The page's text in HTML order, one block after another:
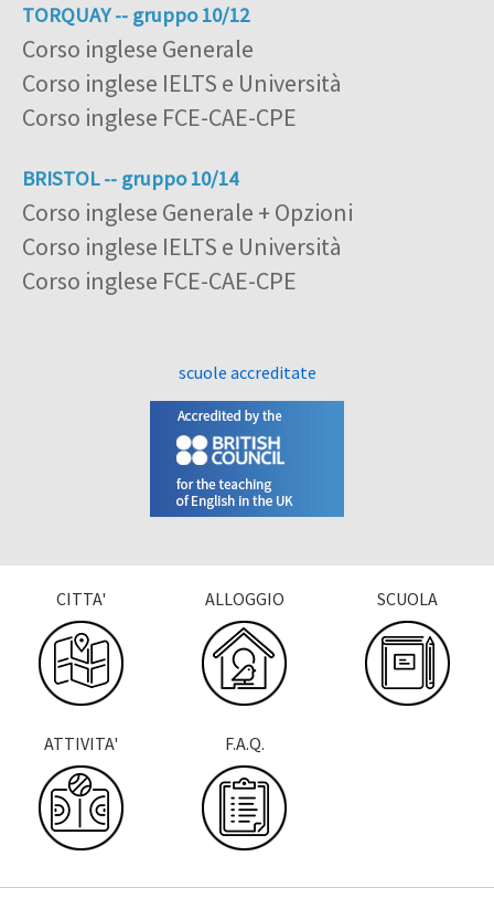
TORQUAY -- gruppo 10/12
Corso inglese Generale
Corso inglese IELTS e Università
Corso inglese FCE-CAE-CPE
BRISTOL -- gruppo 10/14
Corso inglese Generale + Opzioni
Corso inglese IELTS e Università
Corso inglese FCE-CAE-CPE
scuole accreditate
CITTA' ALLOGGIO SCUOLA
ATTIVITA' F.A.Q.